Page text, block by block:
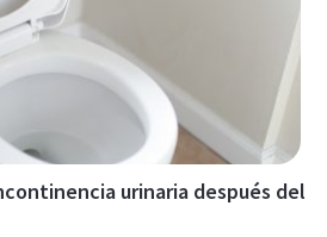
urinaria después del